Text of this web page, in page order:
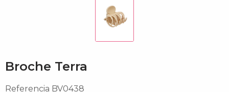
Broche Terra
Referencia BV0438